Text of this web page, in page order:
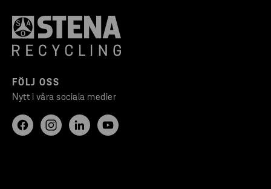
FÖLJ OSS
Nytt i våra sociala medier